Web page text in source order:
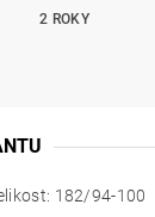
2 ROKY
182/94-100